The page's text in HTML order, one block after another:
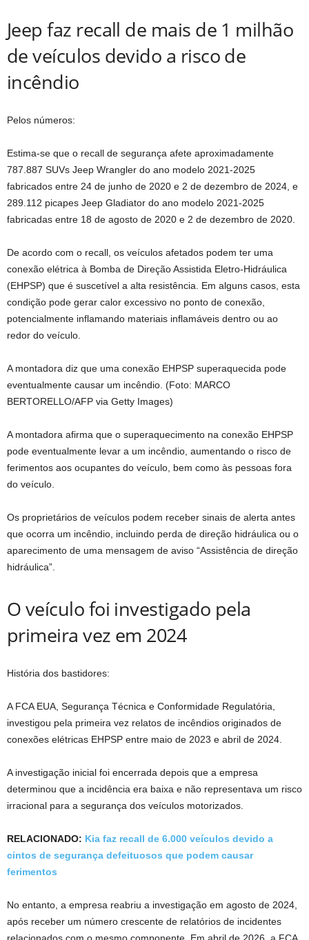
Jeep faz recall de mais de 1 milhão
de veículos devido a risco de
incêndio
Pelos números:
Estima-se que o recall de segurança afete aproximadamente
787.887 SUVs Jeep Wrangler do ano modelo 2021-2025
fabricados entre 24 de junho de 2020 e 2 de dezembro de 2024, e
289.112 picapes Jeep Gladiator do ano modelo 2021-2025
fabricadas entre 18 de agosto de 2020 e 2 de dezembro de 2020.
De acordo com o recall, os veículos afetados podem ter uma
conexão elétrica à Bomba de Direção Assistida Eletro-Hidráulica
(EHPSP) que é suscetível a alta resistência. Em alguns casos, esta
condição pode gerar calor excessivo no ponto de conexão,
potencialmente inflamando materiais inflamáveis ​​dentro ou ao
redor do veículo.
A montadora diz que uma conexão EHPSP superaquecida pode
eventualmente causar um incêndio. (Foto: MARCO
BERTORELLO/AFP via Getty Images)
A montadora afirma que o superaquecimento na conexão EHPSP
pode eventualmente levar a um incêndio, aumentando o risco de
ferimentos aos ocupantes do veículo, bem como às pessoas fora
do veículo.
Os proprietários de veículos podem receber sinais de alerta antes
que ocorra um incêndio, incluindo perda de direção hidráulica ou o
aparecimento de uma mensagem de aviso “Assistência de direção
hidráulica”.
O veículo foi investigado pela
primeira vez em 2024
História dos bastidores:
A FCA EUA, Segurança Técnica e Conformidade Regulatória,
investigou pela primeira vez relatos de incêndios originados de
conexões elétricas EHPSP entre maio de 2023 e abril de 2024.
A investigação inicial foi encerrada depois que a empresa
determinou que a incidência era baixa e não representava um risco
irracional para a segurança dos veículos motorizados.
RELACIONADO: Kia faz recall de 6.000 veículos devido a
cintos de segurança defeituosos que podem causar
ferimentos
No entanto, a empresa reabriu a investigação em agosto de 2024,
após receber um número crescente de relatórios de incidentes